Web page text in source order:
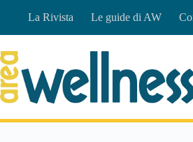
La Rivista Le guide di AW